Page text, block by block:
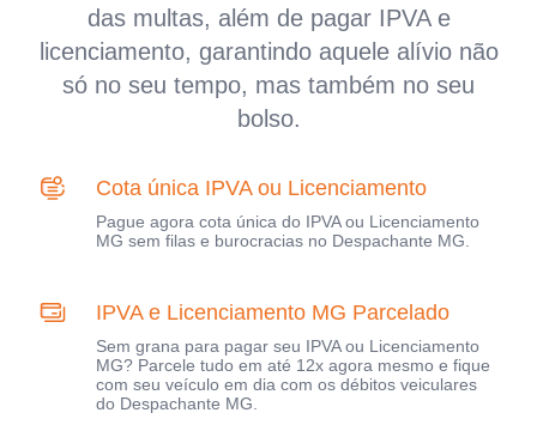
das multas, além de pagar IPVA e
licenciamento, garantindo aquele alívio não
só no seu tempo, mas também no seu
bolso.
Cota única IPVA ou Licenciamento
Pague agora cota única do IPVA ou Licenciamento
MG sem filas e burocracias no Despachante MG.
IPVA e Licenciamento MG Parcelado
Sem grana para pagar seu IPVA ou Licenciamento
MG? Parcele tudo em até 12x agora mesmo e fique
com seu veículo em dia com os débitos veiculares
do Despachante MG.